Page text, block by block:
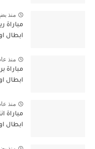
منذ
مباراة
ابطال اوروبا
منذ
مباراة
ابطال اوروبا
منذ
مباراة
ابطال اوروبا